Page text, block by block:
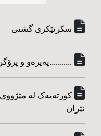
سکرتێکری گشتی
...........په‌یره‌و و
کورته‌یه‌ک له
ئێران